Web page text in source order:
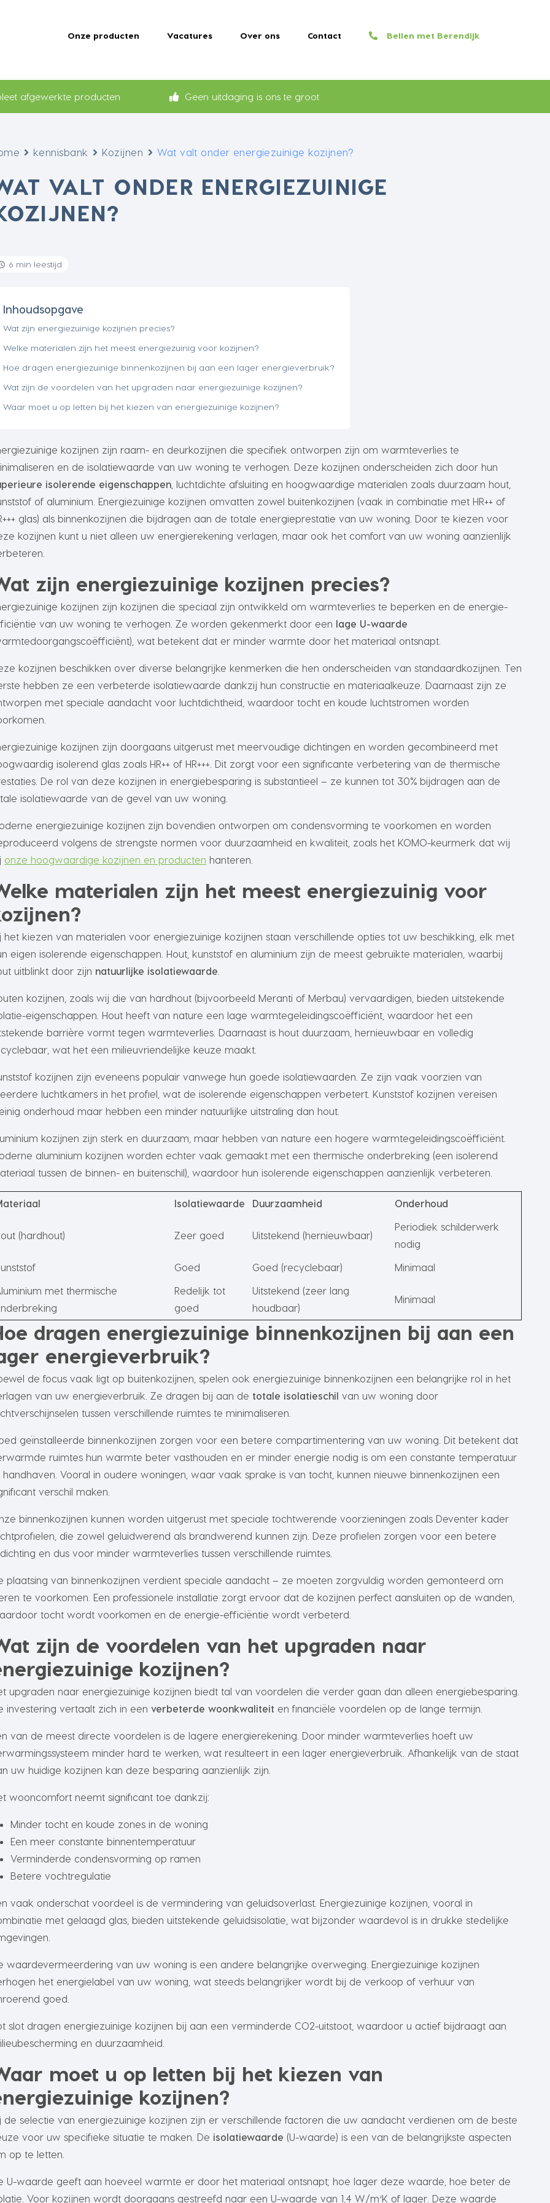
Onze producten Vacatures Over ons Contact Bellen met Berendijk
afgewerkte producten Geen uitdaging is ons te groot
kennisbank Kozijnen Wat valt onder energiezuinige kozijnen?
VALT ONDER ENERGIEZUINIGE
6 min leestijd
Inhoudsopgave
Wat zijn energiezuinige kozijnen precies?
Welke materialen zijn het meest energiezuinig voor kozijnen?
Hoe dragen energiezuinige binnenkozijnen bij aan een lager energieverbruik?
Wat zijn de voordelen van het upgraden naar energiezuinige kozijnen?
Waar moet u op letten bij het kiezen van energiezuinige kozijnen?
kozijnen zijn raam- en deurkozijnen die specifiek ontworpen zijn om warmteverlies te
en de isolatiewaarde van uw woning te verhogen. Deze kozijnen onderscheiden zich door hun
isolerende eigenschappen , luchtdichte afsluiting en hoogwaardige materialen zoals duurzaam hout,
of aluminium. Energiezuinige kozijnen omvatten zowel buitenkozijnen (vaak in combinatie met HR++ of
glas) als binnenkozijnen die bijdragen aan de totale energieprestatie van uw woning. Door te kiezen voor
kozijnen kunt u niet alleen uw energierekening verlagen, maar ook het comfort van uw woning aanzienlijk
zijn energiezuinige kozijnen precies?
kozijnen zijn kozijnen die speciaal zijn ontwikkeld om warmteverlies te beperken en de energie-
van uw woning te verhogen. Ze worden gekenmerkt door een lage U-waarde
wat betekent dat er minder warmte door het materiaal ontsnapt.
kozijnen beschikken over diverse belangrijke kenmerken die hen onderscheiden van standaardkozijnen. Ten
hebben ze een verbeterde isolatiewaarde dankzij hun constructie en materiaalkeuze. Daarnaast zijn ze
met speciale aandacht voor luchtdichtheid, waardoor tocht en koude luchtstromen worden
kozijnen zijn doorgaans uitgerust met meervoudige dichtingen en worden gecombineerd met
isolerend glas zoals HR++ of HR+++. Dit zorgt voor een significante verbetering van de thermische
De rol van deze kozijnen in energiebesparing is substantieel – ze kunnen tot 30% bijdragen aan de
isolatiewaarde van de gevel van uw woning.
energiezuinige kozijnen zijn bovendien ontworpen om condensvorming te voorkomen en worden
volgens de strengste normen voor duurzaamheid en kwaliteit, zoals het KOMO-keurmerk dat wij
onze hoogwaardige kozijnen en producten hanteren.
materialen zijn het meest energiezuinig voor
het kiezen van materialen voor energiezuinige kozijnen staan verschillende opties tot uw beschikking, elk met
eigen isolerende eigenschappen. Hout, kunststof en aluminium zijn de meest gebruikte materialen, waarbij
uitblinkt door zijn natuurlijke isolatiewaarde
kozijnen, zoals wij die van hardhout (bijvoorbeeld Meranti of Merbau) vervaardigen, bieden uitstekende
eigenschappen. Hout heeft van nature een lage warmtegeleidingscoëfficiënt, waardoor het een
barrière vormt tegen warmteverlies. Daarnaast is hout duurzaam, hernieuwbaar en volledig
wat het een milieuvriendelijke keuze maakt.
kozijnen zijn eveneens populair vanwege hun goede isolatiewaarden. Ze zijn vaak voorzien van
luchtkamers in het profiel, wat de isolerende eigenschappen verbetert. Kunststof kozijnen vereisen
onderhoud maar hebben een minder natuurlijke uitstraling dan hout.
kozijnen zijn sterk en duurzaam, maar hebben van nature een hogere warmtegeleidingscoëfficiënt.
aluminium kozijnen worden echter vaak gemaakt met een thermische onderbreking (een isolerend
tussen de binnen- en buitenschil), waardoor hun isolerende eigenschappen aanzienlijk verbeteren.
Isolatiewaarde Duurzaamheid Onderhoud
(hardhout) Zeer goed Uitstekend (hernieuwbaar)
Periodiek schilderwerk
nodig
Goed Goed (recyclebaar)
Minimaal
met thermische
Redelijk tot
goed
Uitstekend (zeer lang
houdbaar)
Minimaal
dragen energiezuinige binnenkozijnen bij aan een
energieverbruik?
de focus vaak ligt op buitenkozijnen, spelen ook energiezuinige binnenkozijnen een belangrijke rol in het
van uw energieverbruik. Ze dragen bij aan de totale isolatieschil van uw woning door
tussen verschillende ruimtes te minimaliseren.
geïnstalleerde binnenkozijnen zorgen voor een betere compartimentering van uw woning. Dit betekent dat
ruimtes hun warmte beter vasthouden en er minder energie nodig is om een constante temperatuur
handhaven. Vooral in oudere woningen, waar vaak sprake is van tocht, kunnen nieuwe binnenkozijnen een
verschil maken.
binnenkozijnen kunnen worden uitgerust met speciale tochtwerende voorzieningen zoals Deventer kader
die zowel geluidwerend als brandwerend kunnen zijn. Deze profielen zorgen voor een betere
en dus voor minder warmteverlies tussen verschillende ruimtes.
plaatsing van binnenkozijnen verdient speciale aandacht – ze moeten zorgvuldig worden gemonteerd om
te voorkomen. Een professionele installatie zorgt ervoor dat de kozijnen perfect aansluiten op de wanden,
tocht wordt voorkomen en de energie-efficiëntie wordt verbeterd.
zijn de voordelen van het upgraden naar
kozijnen?
upgraden naar energiezuinige kozijnen biedt tal van voordelen die verder gaan dan alleen energiebesparing.
investering vertaalt zich in eenverbeterde woonkwaliteit en financiële voordelen op de lange termijn.
van de meest directe voordelen is de lagere energierekening. Door minder warmteverlies hoeft uw
minder hard te werken, wat resulteert in een lager energieverbruik. Afhankelijk van de staat
uw huidige kozijnen kan deze besparing aanzienlijk zijn.
wooncomfort neemt significant toe dankzij:
Minder tocht en koude zones in de woning
Een meer constante binnentemperatuur
Verminderde condensvorming op ramen
Betere vochtregulatie
vaak onderschat voordeel is de vermindering van geluidsoverlast. Energiezuinige kozijnen, vooral in
met gelaagd glas, bieden uitstekende geluidsisolatie, wat bijzonder waardevol is in drukke stedelijke
waardevermeerdering van uw woning is een andere belangrijke overweging. Energiezuinige kozijnen
het energielabel van uw woning, wat steeds belangrijker wordt bij de verkoop of verhuur van
goed.
slot dragen energiezuinige kozijnen bij aan een verminderde CO2-uitstoot, waardoor u actief bijdraagt aan
en duurzaamheid.
moet u op letten bij het kiezen van
kozijnen?
de selectie van energiezuinige kozijnen zijn er verschillende factoren die uw aandacht verdienen om de beste
voor uw specifieke situatie te maken. De isolatiewaarde (U-waarde) is een van de belangrijkste aspecten
op te letten.
U-waarde geeft aan hoeveel warmte er door het materiaal ontsnapt; hoe lager deze waarde, hoe beter de
Voor kozijnen wordt doorgaans gestreefd naar een U-waarde van 1,4 W/m²K of lager. Deze waarde